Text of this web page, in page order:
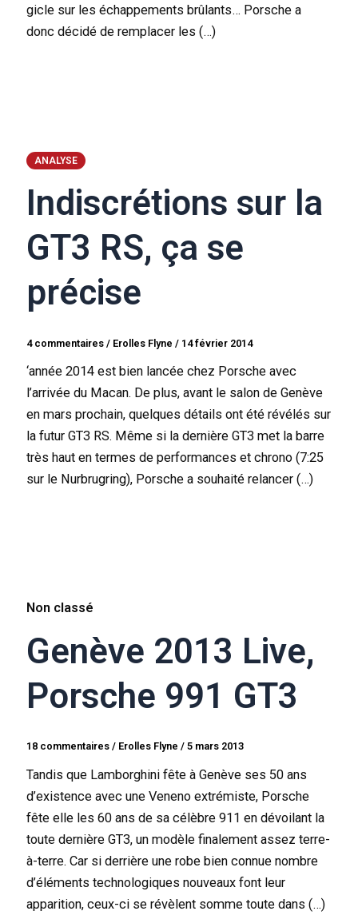
gicle sur les échappements brûlants… Porsche a
donc décidé de remplacer les (…)
ANALYSE
Indiscrétions sur la
GT3 RS, ça se
précise
4 commentaires / Erolles Flyne/ 14 février 2014
‘année 2014 est bien lancée chez Porsche avec
l’arrivée du Macan. De plus, avant le salon de Genève
en mars prochain, quelques détails ont été révélés sur
la futur GT3 RS. Même si la dernière GT3 met la barre
très haut en termes de performances et chrono (7:25
sur le Nurbrugring), Porsche a souhaité relancer (…)
Non classé
Genève 2013 Live,
Porsche 991 GT3
18 commentaires / Erolles Flyne/5 mars 2013
Tandis que Lamborghini fête à Genève ses 50 ans
d’existence avec une Veneno extrémiste, Porsche
fête elle les 60 ans de sa célèbre 911 en dévoilant la
toute dernière GT3, un modèle finalement assez terre-
à-terre. Car si derrière une robe bien connue nombre
d’éléments technologiques nouveaux font leur
apparition, ceux-ci se révèlent somme toute dans (…)